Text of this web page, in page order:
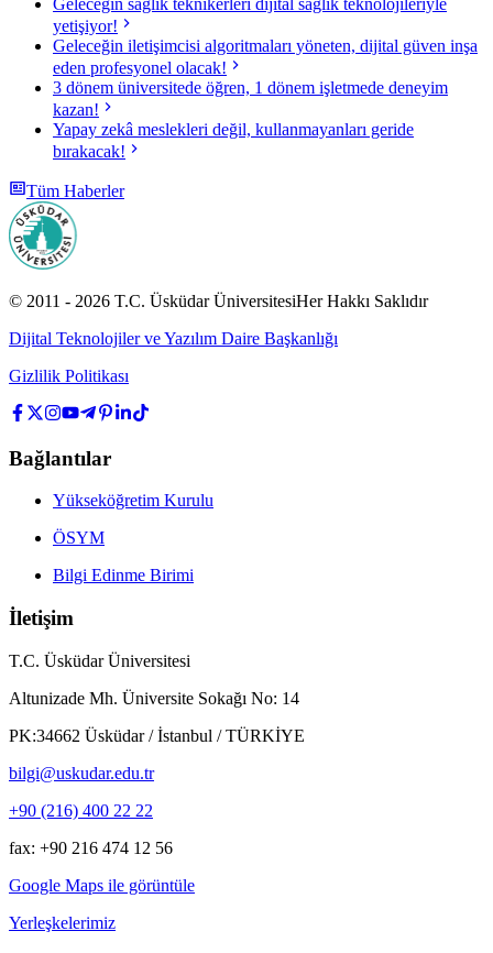
Geleceğin sağlık teknikerleri dijital sağlık teknolojileriyle
yetişiyor!
Geleceğin iletişimcisi algoritmaları yöneten, dijital güven inşa
eden profesyonel olacak!
3 dönem üniversitede öğren, 1 dönem işletmede deneyim
kazan!
Yapay zekâ meslekleri değil, kullanmayanları geride
bırakacak!
Tüm Haberler
© 2011 - 2026 T.C. Üsküdar ÜniversitesiHer Hakkı Saklıdır
Dijital Teknolojiler ve Yazılım Daire Başkanlığı
Gizlilik Politikası
Bağlantılar
Yükseköğretim Kurulu
ÖSYM
Bilgi Edinme Birimi
İletişim
T.C. Üsküdar Üniversitesi
Altunizade Mh. Üniversite Sokağı No: 14
PK:34662 Üsküdar / İstanbul / TÜRKİYE
bilgi@uskudar.edu.tr
+90 (216) 400 22 22
fax: +90 216 474 12 56
Google Maps ile görüntüle
Yerleşkelerimiz